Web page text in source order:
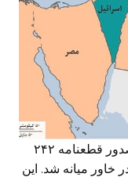
سرانجام شورای امنیت سازمان ملل با صدور قطعنامه ۲۴۲
خاور میانه شد. این